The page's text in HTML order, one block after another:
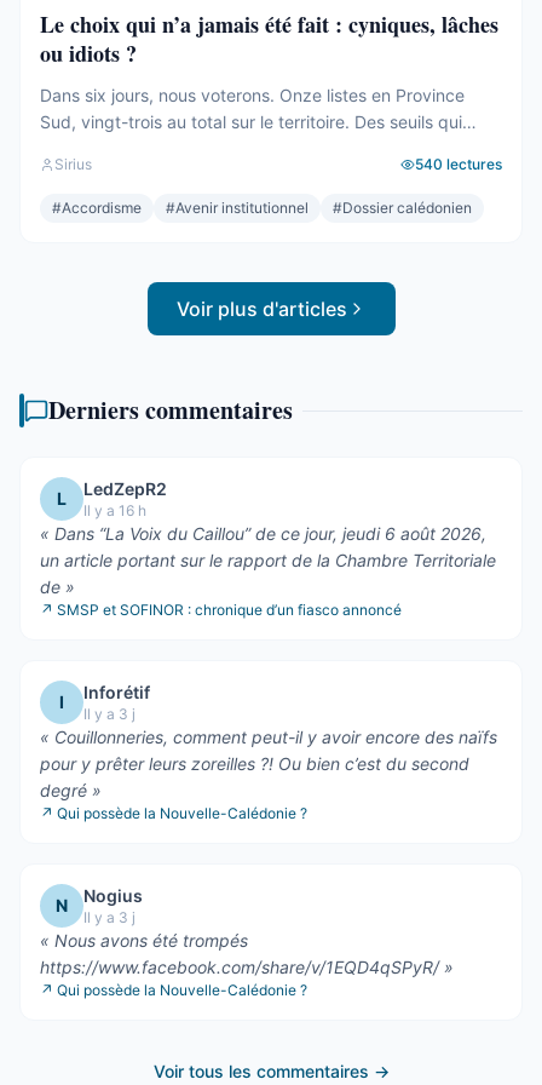
Le choix qui n’a jamais été fait : cyniques, lâches
ou idiots ?
Dans six jours, nous voterons. Onze listes en Province
Sud, vingt-trois au total sur le territoire. Des seuils qui
le soir même, dans les couloirs, loin des électeurs. Tout
cela compte. Tout cela a été décrit ici, semaine après
Sirius 540 lectures
#Accordisme #Avenir institutionnel #Dossier calédonien
Voir plus d'articles
Derniers commentaires
L LedZepR2
Il y a 16 h
« Dans “La Voix du Caillou” de ce jour, jeudi 6 août 2026,
un article portant sur le rapport de la Chambre Territoriale
de »
↗ SMSP et SOFINOR : chronique d’un fiasco annoncé
I Inforétif
Il y a 3 j
« Couillonneries, comment peut-il y avoir encore des naïfs
pour y prêter leurs zoreilles ?! Ou bien c’est du second
degré »
↗ Qui possède la Nouvelle-Calédonie ?
N Nogius
Il y a 3 j
« Nous avons été trompés
https://www.facebook.com/share/v/1EQD4qSPyR/»
↗ Qui possède la Nouvelle-Calédonie ?
Voir tous les commentaires →